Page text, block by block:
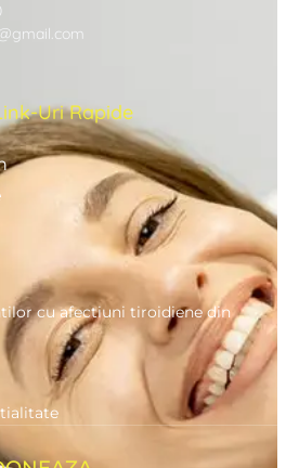
Uri Rapide
cu afectiuni tiroidiene din